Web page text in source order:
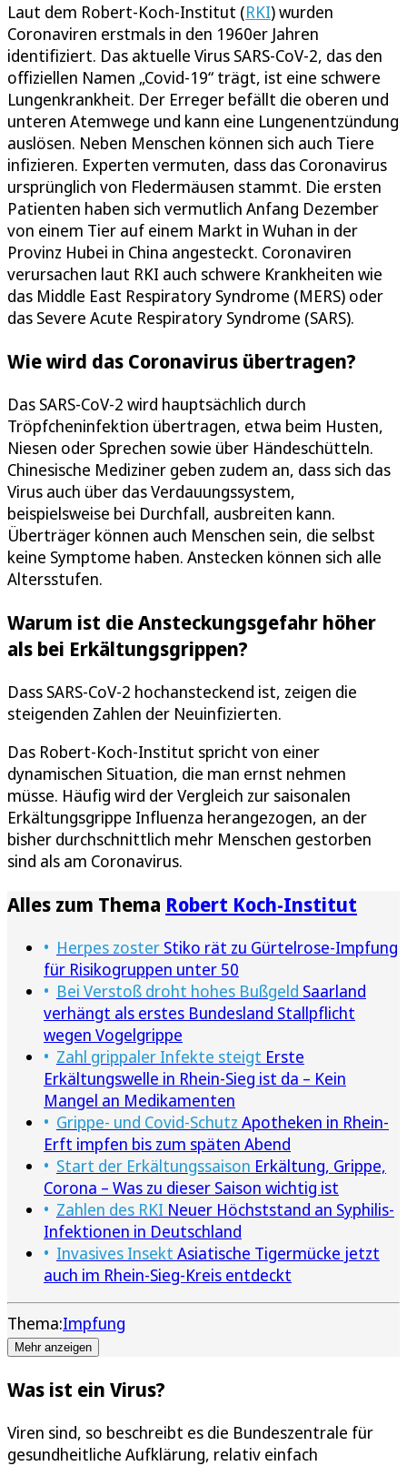
Laut dem Robert-Koch-Institut (RKI) wurden
Coronaviren erstmals in den 1960er Jahren
identifiziert. Das aktuelle Virus SARS-CoV-2, das den
offiziellen Namen „Covid-19“ trägt, ist eine schwere
Lungenkrankheit. Der Erreger befällt die oberen und
unteren Atemwege und kann eine Lungenentzündung
auslösen. Neben Menschen können sich auch Tiere
infizieren. Experten vermuten, dass das Coronavirus
ursprünglich von Fledermäusen stammt. Die ersten
Patienten haben sich vermutlich Anfang Dezember
von einem Tier auf einem Markt in Wuhan in der
Provinz Hubei in China angesteckt. Coronaviren
verursachen laut RKI auch schwere Krankheiten wie
das Middle East Respiratory Syndrome (MERS) oder
das Severe Acute Respiratory Syndrome (SARS).
Wie wird das Coronavirus übertragen?
Das SARS-CoV-2 wird hauptsächlich durch
Tröpfcheninfektion übertragen, etwa beim Husten,
Niesen oder Sprechen sowie über Händeschütteln.
Chinesische Mediziner geben zudem an, dass sich das
Virus auch über das Verdauungssystem,
beispielsweise bei Durchfall, ausbreiten kann.
Überträger können auch Menschen sein, die selbst
keine Symptome haben. Anstecken können sich alle
Altersstufen.
Warum ist die Ansteckungsgefahr höher
als bei Erkältungsgrippen?
Dass SARS-CoV-2 hochansteckend ist, zeigen die
steigenden Zahlen der Neuinfizierten.
Das Robert-Koch-Institut spricht von einer
dynamischen Situation, die man ernst nehmen
müsse. Häufig wird der Vergleich zur saisonalen
Erkältungsgrippe Influenza herangezogen, an der
bisher durchschnittlich mehr Menschen gestorben
sind als am Coronavirus.
Alles zum Thema Robert Koch-Institut
Herpes zoster Stiko rät zu Gürtelrose-Impfung
für Risikogruppen unter 50
Bei Verstoß droht hohes Bußgeld Saarland
verhängt als erstes Bundesland Stallpflicht
wegen Vogelgrippe
Zahl grippaler Infekte steigt Erste
Erkältungswelle in Rhein-Sieg ist da – Kein
Mangel an Medikamenten
Grippe- und Covid-Schutz Apotheken in Rhein-
Erft impfen bis zum späten Abend
Start der Erkältungssaison Erkältung, Grippe,
Corona – Was zu dieser Saison wichtig ist
Zahlen des RKI Neuer Höchststand an Syphilis-
Infektionen in Deutschland
Invasives Insekt Asiatische Tigermücke jetzt
auch im Rhein-Sieg-Kreis entdeckt
Thema:Impfung
Mehr anzeigen
Was ist ein Virus?
Viren sind, so beschreibt es die Bundeszentrale für
gesundheitliche Aufklärung, relativ einfach